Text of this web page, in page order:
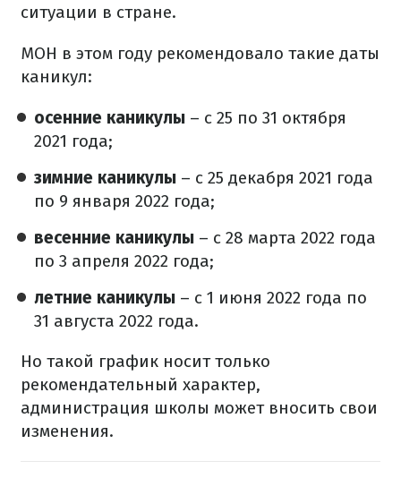
ситуации в стране.
МОН в этом году рекомендовало такие даты
каникул:
осенние каникулы – с 25 по 31 октября
2021 года;
зимние каникулы – с 25 декабря 2021 года
по 9 января 2022 года;
весенние каникулы – с 28 марта 2022 года
по 3 апреля 2022 года;
летние каникулы – с 1 июня 2022 года по
31 августа 2022 года.
Но такой график носит только
рекомендательный характер,
администрация школы может вносить свои
изменения.